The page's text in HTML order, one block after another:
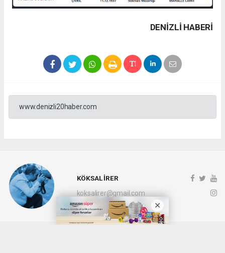
DENIZLI HABERİ
www.denizli20haber.com
KÖKSAL İRER
koksalirer@gmail.com